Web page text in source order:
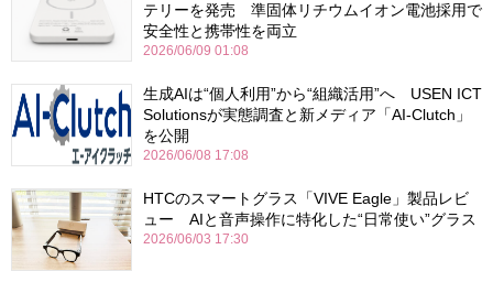
テリーを発売 準固体リチウムイオン電池採用で
安全性と携帯性を両立
2026/06/09 01:08
生成AIは“個人利用”から“組織活用”へ USEN ICT
Solutionsが実態調査と新メディア「AI-Clutch」
を公開
2026/06/08 17:08
HTCのスマートグラス「VIVE Eagle」製品レビ
ュー AIと音声操作に特化した“日常使い”グラス
2026/06/03 17:30